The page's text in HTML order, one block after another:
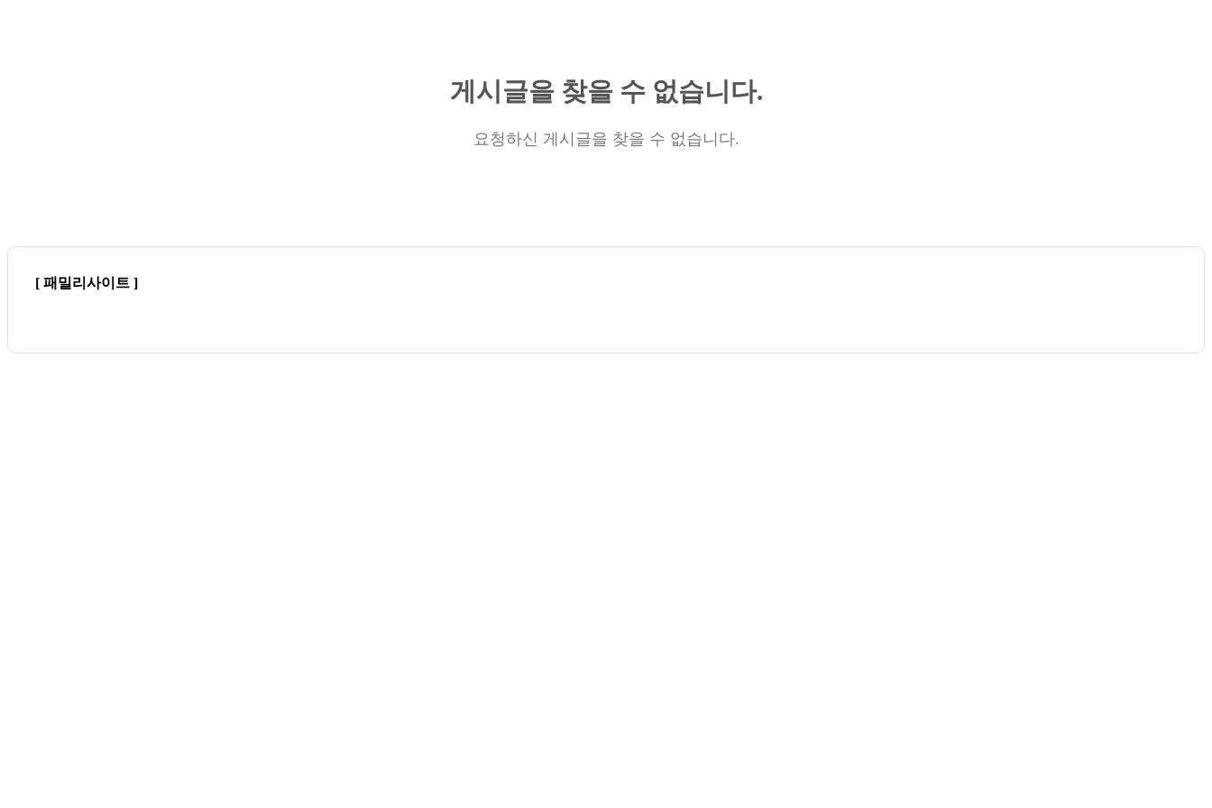
게시글을 찾을 수 없습니다.
요청하신 게시글을 찾을 수 없습니다.
[ 패밀리사이트 ]